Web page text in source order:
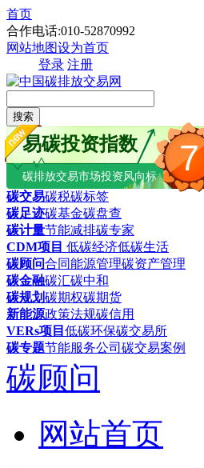
首页
合作电话:010-52870992
网站地图设为首页
登录 注册
搜索
7
易碳投资指数
碳排放交易市场投资风向标
碳交易碳税碳标签
碳足迹碳基金碳盘查
碳计量节能减排碳专家
CDM项目 低碳经济低碳生活
碳顾问合同能源管理碳资产管理
碳金融碳汇碳中和
碳规划碳期权碳期货
新能源政策法规碳信用
VERs项目 低碳环保碳交易所
碳专题节能服务公司 碳交易案例
碳顾问
网站首页